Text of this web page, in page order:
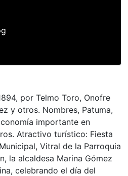
por Telmo Toro, Onofre
y otros. Nombres, Patuma,
importante en
Atractivo turístico: Fiesta
Vitral de la Parroquia
la alcaldesa Marina Gómez
celebrando el día del